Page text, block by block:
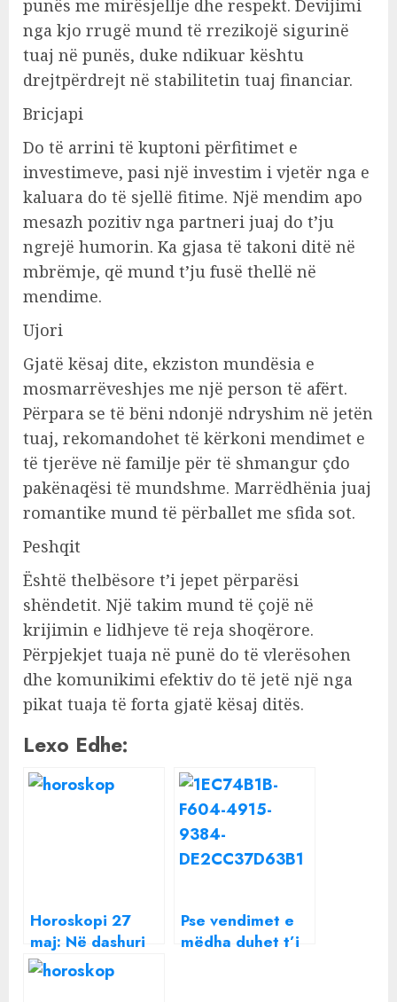
punës me mirësjellje dhe respekt. Devijimi
nga kjo rrugë mund të rrezikojë sigurinë
tuaj në punës, duke ndikuar kështu
drejtpërdrejt në stabilitetin tuaj financiar.
Bricjapi
Do të arrini të kuptoni përfitimet e
investimeve, pasi një investim i vjetër nga e
kaluara do të sjellë fitime. Një mendim apo
mesazh pozitiv nga partneri juaj do t’ju
ngrejë humorin. Ka gjasa të takoni ditë në
mbrëmje, që mund t’ju fusë thellë në
mendime.
Ujori
Gjatë kësaj dite, ekziston mundësia e
mosmarrëveshjes me një person të afërt.
Përpara se të bëni ndonjë ndryshim në jetën
tuaj, rekomandohet të kërkoni mendimet e
të tjerëve në familje për të shmangur çdo
pakënaqësi të mundshme. Marrëdhënia juaj
romantike mund të përballet me sfida sot.
Peshqit
Është thelbësore t’i jepet përparësi
shëndetit. Një takim mund të çojë në
krijimin e lidhjeve të reja shoqërore.
Përpjekjet tuaja në punë do të vlerësohen
dhe komunikimi efektiv do të jetë një nga
pikat tuaja të forta gjatë kësaj ditës.
Lexo Edhe:
Horoskopi 27
maj: Në dashuri
ka shumë tension
sot, yjet ju
Pse vendimet e
mëdha duhet t’i